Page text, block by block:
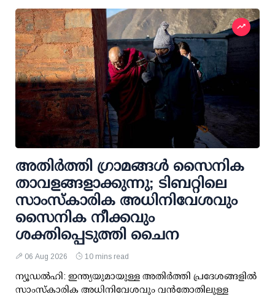
അതിര്‍ത്തി ഗ്രാമങ്ങള്‍ സൈനിക
താവളങ്ങളാക്കുന്നു; ടിബറ്റിലെ
സാംസ്‌കാരിക അധിനിവേശവും
സൈനിക നീക്കവും
ശക്തിപ്പെടുത്തി ചൈന
06 Aug 2026 10 mins read
ന്യൂഡല്‍ഹി: ഇന്ത്യയുമായുള്ള അതിര്‍ത്തി പ്രദേശങ്ങളില്‍
സാംസ്‌കാരിക അധിനിവേശവും വന്‍തോതിലുള്ള